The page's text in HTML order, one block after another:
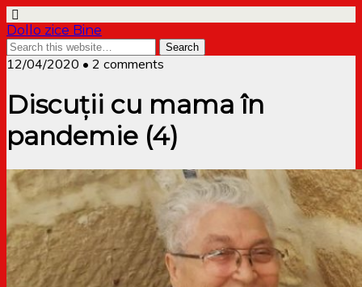
Dollo zice Bine
12/04/2020 • 2 comments
Discuții cu mama în
pandemie (4)